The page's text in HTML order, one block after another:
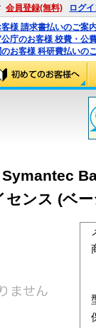
会員登録(無料) ログ
様 請求書払いのご案
庁のお客様 校費・公
お客様 科研費払いの
センス (ベ